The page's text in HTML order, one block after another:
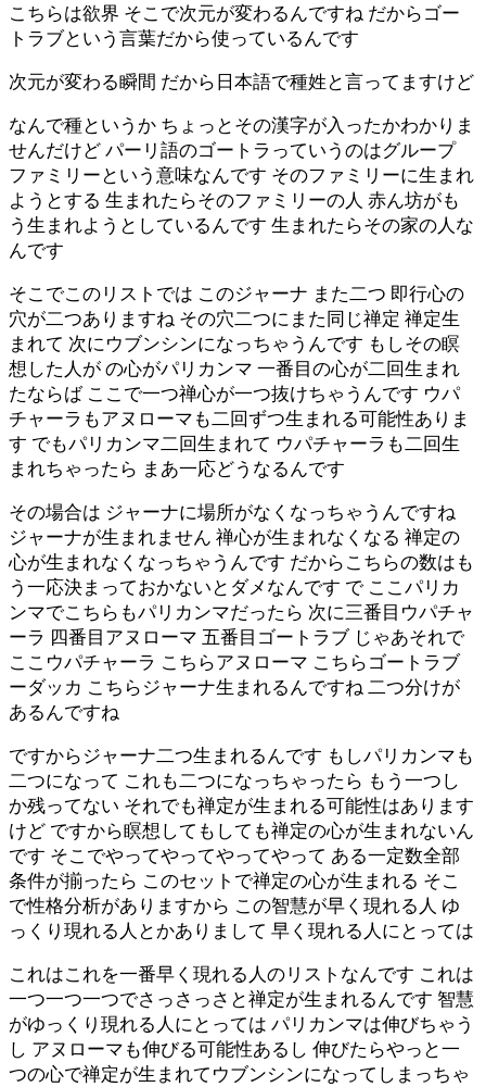
こちらは欲界 そこで次元が変わるんですね だからゴー
トラブという言葉だから使っているんです
次元が変わる瞬間 だから日本語で種姓と言ってますけど
なんで種というか ちょっとその漢字が入ったかわかりま
せんだけど パーリ語のゴートラっていうのはグループ
ファミリーという意味なんです そのファミリーに生まれ
ようとする 生まれたらそのファミリーの人 赤ん坊がも
う生まれようとしているんです 生まれたらその家の人な
んです
そこでこのリストでは このジャーナ また二つ 即行心の
穴が二つありますね その穴二つにまた同じ禅定 禅定生
まれて 次にウブンシンになっちゃうんです もしその瞑
想した人が の心がパリカンマ 一番目の心が二回生まれ
たならば ここで一つ禅心が一つ抜けちゃうんです ウパ
チャーラもアヌローマも二回ずつ生まれる可能性ありま
す でもパリカンマ二回生まれて ウパチャーラも二回生
まれちゃったら まあ一応どうなるんです
その場合は ジャーナに場所がなくなっちゃうんですね
ジャーナが生まれません 禅心が生まれなくなる 禅定の
心が生まれなくなっちゃうんです だからこちらの数はも
う一応決まっておかないとダメなんです で ここパリカ
ンマでこちらもパリカンマだったら 次に三番目ウパチャ
ーラ 四番目アヌローマ 五番目ゴートラブ じゃあそれで
ここウパチャーラ こちらアヌローマ こちらゴートラブ
ーダッカ こちらジャーナ生まれるんですね 二つ分けが
あるんですね
ですからジャーナ二つ生まれるんです もしパリカンマも
二つになって これも二つになっちゃったら もう一つし
か残ってない それでも禅定が生まれる可能性はあります
けど ですから瞑想してもしても禅定の心が生まれないん
です そこでやってやってやってやって ある一定数全部
条件が揃ったら このセットで禅定の心が生まれる そこ
で性格分析がありますから この智慧が早く現れる人 ゆ
っくり現れる人とかありまして 早く現れる人にとっては
これはこれを一番早く現れる人のリストなんです これは
一つ一つ一つでさっさっさと禅定が生まれるんです 智慧
がゆっくり現れる人にとっては パリカンマは伸びちゃう
し アヌローマも伸びる可能性あるし 伸びたらやっと一
つの心で禅定が生まれてウブンシンになってしまっちゃ